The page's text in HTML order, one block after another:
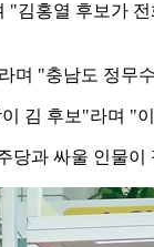
홍열 후보가
며 "충남도 정무
김 후보"라며 "
과 싸울 인물